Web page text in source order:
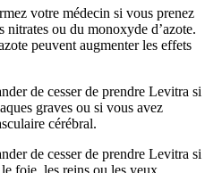
votre médecin si vous prenez
nitrates ou du monoxyde d’azote.
peuvent augmenter les effets
de cesser de prendre Levitra si
graves ou si vous avez
cérébral.
de cesser de prendre Levitra si
foie, les reins ou les yeux.